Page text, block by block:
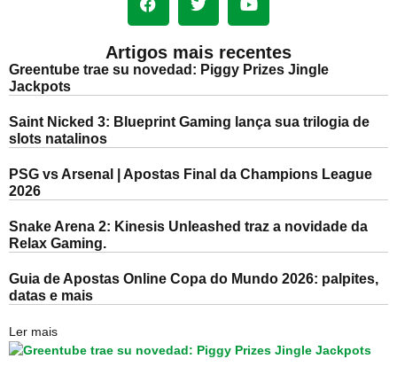
Artigos mais recentes
Greentube trae su novedad: Piggy Prizes Jingle
Jackpots
Saint Nicked 3: Blueprint Gaming lança sua trilogia de
slots natalinos
PSG vs Arsenal | Apostas Final da Champions League
2026
Snake Arena 2: Kinesis Unleashed traz a novidade da
Relax Gaming.
Guia de Apostas Online Copa do Mundo 2026: palpites,
datas e mais
Ler mais